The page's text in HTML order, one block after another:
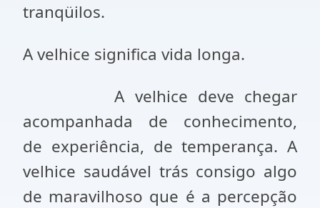
tranqüilos.
A velhice significa vida longa.
A velhice deve chegar
acompanhada de conhecimento,
de experiência, de temperança. A
velhice saudável trás consigo algo
de maravilhoso que é a percepção